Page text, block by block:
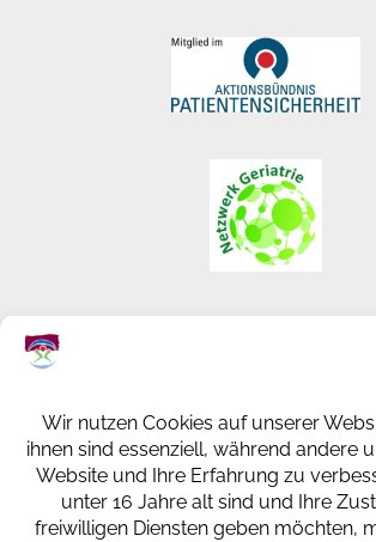
66386 ST. INGBERT
+49 (0) 6894 108-0
info@kkh-geriatrie-igb.de